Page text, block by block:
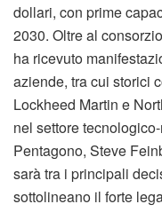
dollari, con prime
2030. Oltre al
ha ricevuto
aziende, tra cui storici
Lockheed Martin e
nel settore
Pentagono, Steve
sarà tra i principali
sottolineano il forte